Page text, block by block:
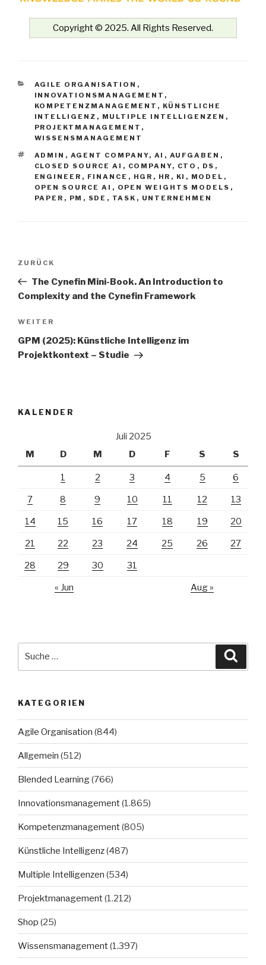
Copyright © 2025. All Rights Reserved.
KATEGORIEN
AGILE ORGANISATION ,
INNOVATIONSMANAGEMENT ,
KOMPETENZMANAGEMENT , KÜNSTLICHE
INTELLIGENZ , MULTIPLE INTELLIGENZEN ,
PROJEKTMANAGEMENT ,
WISSENSMANAGEMENT
SCHLAGWÖRTER
ADMIN , AGENT COMPANY, AI , AUFGABEN ,
CLOSED SOURCE AI , COMPANY, CTO , DS ,
ENGINEER , FINANCE , HGR , HR , KI , MODEL ,
OPEN SOURCE AI , OPEN WEIGHTS MODELS ,
PAPER , PM , SDE , TASK , UNTERNEHMEN
Beitrags-
Vorheriger
Beitrag
ZURÜCK
The Cynefin Mini-Book. An Introduction to
Complexity and the Cynefin Framework
Nächster
Beitrag
WEITER
GPM (2025): Künstliche Intelligenz im
Projektkontext – Studie
KALENDER
Juli 2025
M
D M D F S S
1 2 3 4 5 6
7 8 9 10 11 12 13
14 15 16 17 18 19 20
21 22 23 24 25 26 27
28 29 30 31
« Jun Aug »
KATEGORIEN
Agile Organisation (844)
Allgemein (512)
Blended Learning(766)
Innovationsmanagement(1.865)
Kompetenzmanagement(805)
Künstliche Intelligenz(487)
Multiple Intelligenzen (534)
Projektmanagement(1.212)
Shop (25)
Wissensmanagement(1.397)